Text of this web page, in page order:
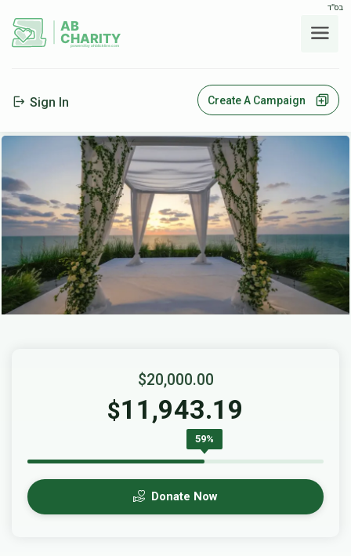
בס"ד
AB
CHARITY
powerd by ahblicklive.com
Sign In Create A Campaign
$20,000.00
$11,943.19
59%
Donate Now